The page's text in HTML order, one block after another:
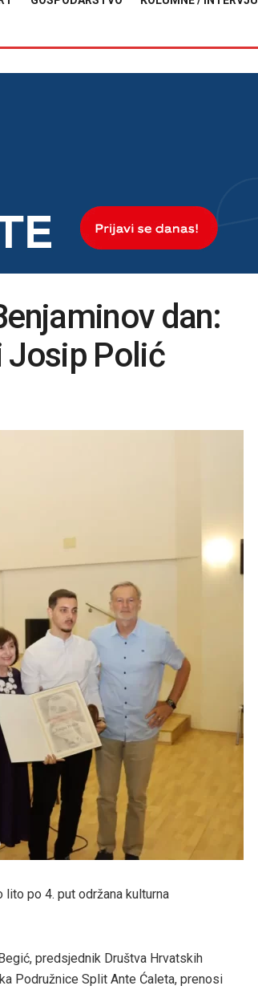
dan:
Josip Polić
po 4. put održana kulturna
predsjednik Društva Hrvatskih
Podružnice Split Ante Ćaleta, prenosi